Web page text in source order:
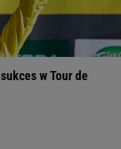
w Tour de